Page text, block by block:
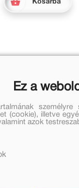
Kosárba
éppen a Malvinka
Kelemen és
segít bajba
Ez a
(cookie), illetve
azok